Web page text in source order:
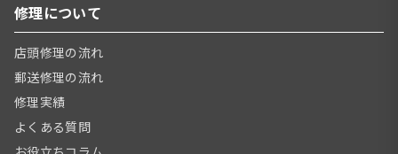
修理について
店頭修理の流れ
郵送修理の流れ
修理実績
よくある質問